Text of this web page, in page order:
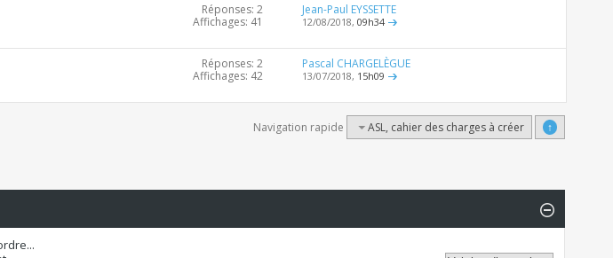
Réponses: 2
Affichages: 41
Jean-Paul EYSSETTE
12/08/2018,09h34
Réponses: 2
Affichages: 42
Pascal CHARGELÈGUE
13/07/2018, 15h09
Navigation rapide ASL, cahier des charges à créer ↑